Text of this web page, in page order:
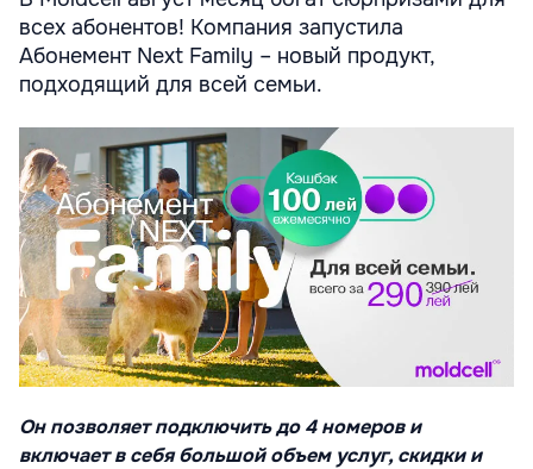
всех абонентов! Компания запустила
Абонемент Next Family – новый продукт,
подходящий для всей семьи.
Он позволяет подключить до 4 номеров и
включает в себя большой объем услуг, скидки и